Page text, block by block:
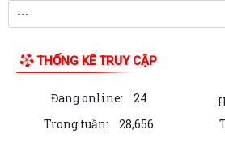
THỐNG KÊ TRUY CẬP
Đang online: 24
Trong tuần:
28,656